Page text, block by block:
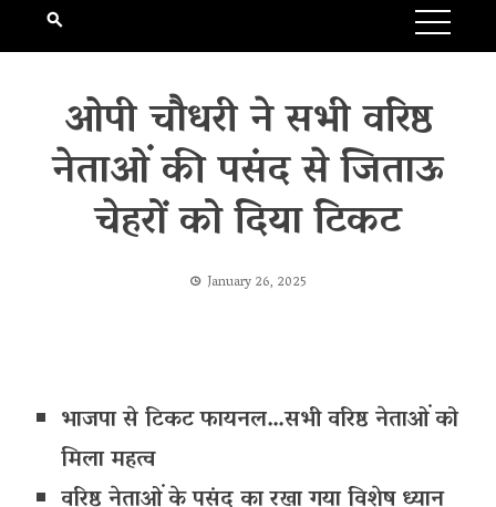
ओपी चौधरी ने सभी वरिष्ठ
नेताओं की पसंद से जिताऊ
चेहरों को दिया टिकट
January 26, 2025
भाजपा से टिकट फायनल…सभी वरिष्ठ नेताओं को
मिला महत्व